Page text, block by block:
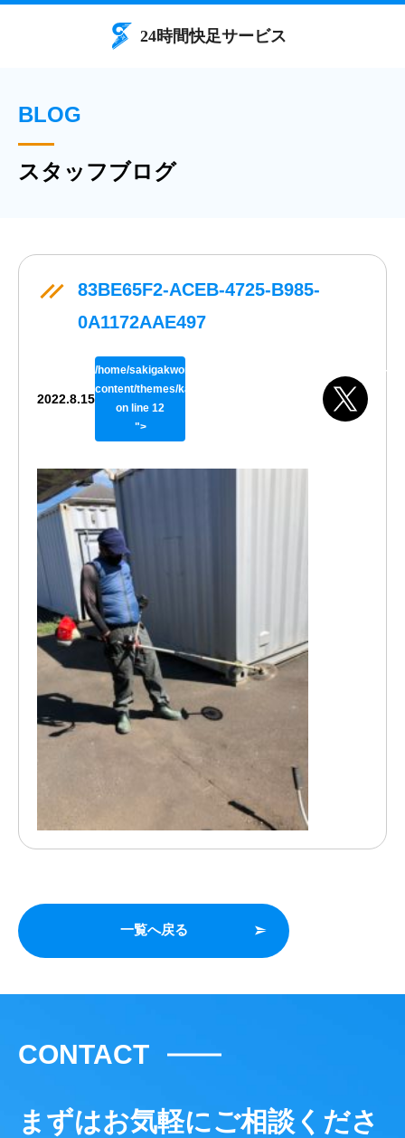
BLOG
スタッフブログ
83BE65F2-ACEB-4725-B985-
0A1172AAE497
2022.8.15
/home/sakigakworks/benriya24h.com/public_html/wp/wp-
content/themes/kaisokuthemeV02/single.php
on line 12
">
一覧へ戻る
CONTACT
まずはお気軽にご相談くださ